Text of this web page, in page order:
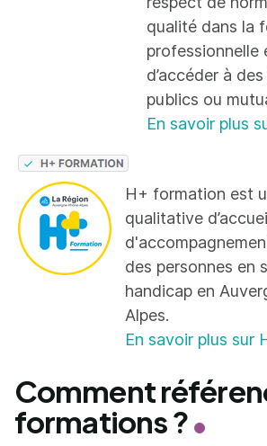
qualité dans la
professionnelle
d’accéder à
publics ou
En savoir plus
H+ formation est
qualitative
des personnes en
handicap en
Alpes.
En savoir plus sur
Comment
formations ?